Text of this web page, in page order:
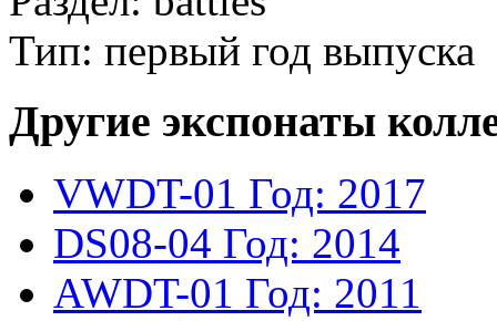
Тип: первый год выпуска
Другие экспонаты
VWDT-01 Год: 2017
DS08-04 Год: 2014
AWDT-01 Год: 2011